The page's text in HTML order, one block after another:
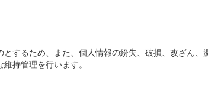
するため、また、個人情報の紛失、破損、改ざん、
持管理を行います。